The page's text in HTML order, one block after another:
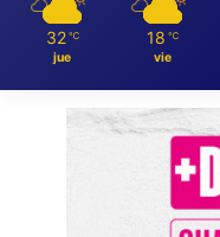
32 ℃
jue
18 ℃
vie